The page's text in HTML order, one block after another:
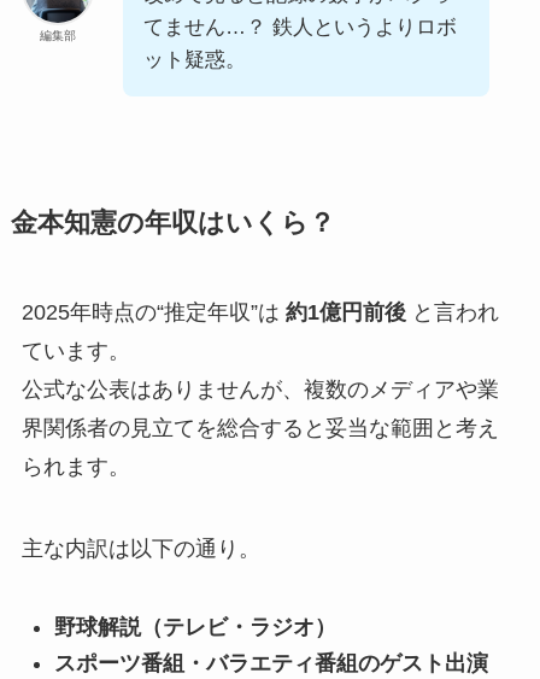
編集部
てません…？ 鉄人というよりロボ
ット疑惑。
金本知憲の年収はいくら？
2025年時点の“推定年収”は 約1億円前後と言われ
ています。
公式な公表はありませんが、複数のメディアや業
界関係者の見立てを総合すると妥当な範囲と考え
られます。
主な内訳は以下の通り。
野球解説（テレビ・ラジオ）
スポーツ番組・バラエティ番組のゲスト出演